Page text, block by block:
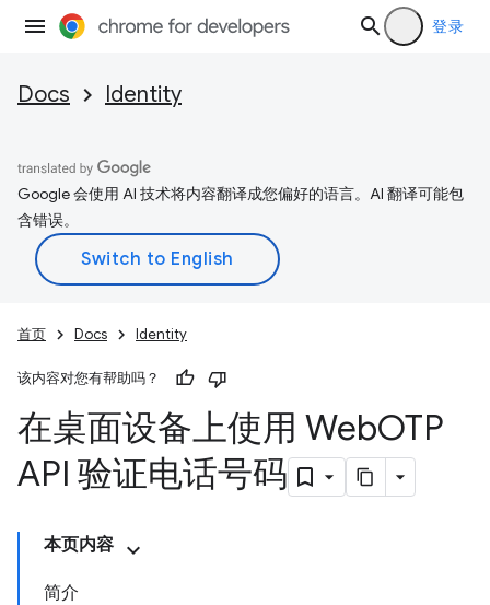
登录
Docs Identity
Google 会使用 AI 技术将内容翻译成您偏好的语言。AI 翻译可能包
含错误。
首页 Docs Identity
该内容对您有帮助吗？
在桌面设备上使用 WebOTP
API 验证电话号码
本页内容
简介